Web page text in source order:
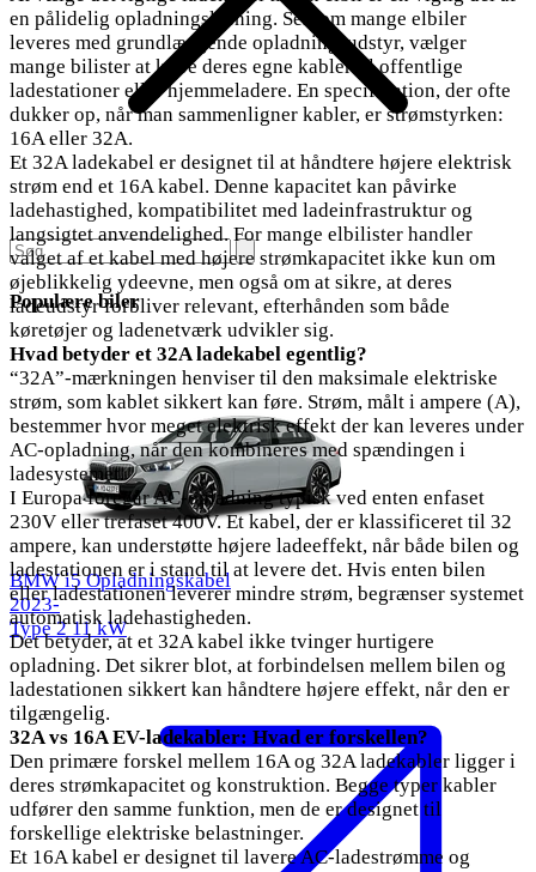
Populære biler
BMW i5 Opladningskabel
2023-
Type 211 kW
en pålidelig opladningsløsning. Selvom mange elbiler
leveres med grundlæggende opladningsudstyr, vælger
mange bilister at købe deres egne kabler til offentlige
ladestationer eller hjemmeladere. En specifikation, der ofte
dukker op, når man sammenligner kabler, er strømstyrken:
16A eller 32A.
Et 32A ladekabel er designet til at håndtere højere elektrisk
strøm end et 16A kabel. Denne kapacitet kan påvirke
ladehastighed, kompatibilitet med ladeinfrastruktur og
langsigtet anvendelighed. For mange elbilister handler
valget af et kabel med højere strømkapacitet ikke kun om
øjeblikkelig ydeevne, men også om at sikre, at deres
ladeudstyr forbliver relevant, efterhånden som både
køretøjer og ladenetværk udvikler sig.
Hvad betyder et 32A ladekabel egentlig?
“32A”-mærkningen henviser til den maksimale elektriske
strøm, som kablet sikkert kan føre. Strøm, målt i ampere (A),
bestemmer hvor meget elektrisk effekt der kan leveres under
AC-opladning, når den kombineres med spændingen i
ladesystemet.
I Europa foregår AC-opladning typisk ved enten enfaset
230V eller trefaset 400V. Et kabel, der er klassificeret til 32
ampere, kan understøtte højere ladeeffekt, når både bilen og
ladestationen er i stand til at levere det. Hvis enten bilen
eller ladestationen leverer mindre strøm, begrænser systemet
automatisk ladehastigheden.
Det betyder, at et 32A kabel ikke tvinger hurtigere
opladning. Det sikrer blot, at forbindelsen mellem bilen og
ladestationen sikkert kan håndtere højere effekt, når den er
tilgængelig.
32A vs 16A EV-ladekabler: Hvad er forskellen?
Den primære forskel mellem 16A og 32A ladekabler ligger i
deres strømkapacitet og konstruktion. Begge typer kabler
udfører den samme funktion, men de er designet til
forskellige elektriske belastninger.
Et 16A kabel er designet til lavere AC-ladestrømme og